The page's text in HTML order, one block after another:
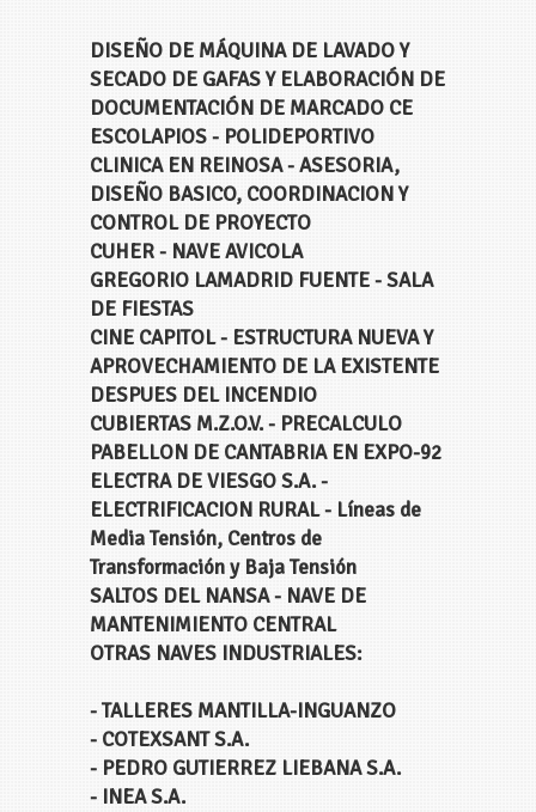
DISEÑO DE MÁQUINA DE LAVADO Y
SECADO DE GAFAS Y ELABORACIÓN DE
DOCUMENTACIÓN DE MARCADO CE
ESCOLAPIOS - POLIDEPORTIVO
CLINICA EN REINOSA - ASESORIA,
DISEÑO BASICO, COORDINACION Y
CONTROL DE PROYECTO
CUHER - NAVE AVICOLA
GREGORIO LAMADRID FUENTE - SALA
DE FIESTAS
CINE CAPITOL - ESTRUCTURA NUEVA Y
APROVECHAMIENTO DE LA EXISTENTE
DESPUES DEL INCENDIO
CUBIERTAS M.Z.O.V. - PRECALCULO
PABELLON DE CANTABRIA EN EXPO-92
ELECTRA DE VIESGO S.A. -
ELECTRIFICACION RURAL - Líneas de
Media Tensión, Centros de
Transformación y Baja Tensión
SALTOS DEL NANSA - NAVE DE
MANTENIMIENTO CENTRAL
OTRAS NAVES INDUSTRIALES:
- TALLERES MANTILLA-INGUANZO
- COTEXSANT S.A.
- PEDRO GUTIERREZ LIEBANA S.A.
- INEA S.A.